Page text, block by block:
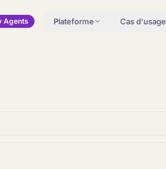
Agents Plateforme Cas d'usage